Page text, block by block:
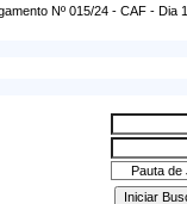
Nº 015/24 - CAF - Dia